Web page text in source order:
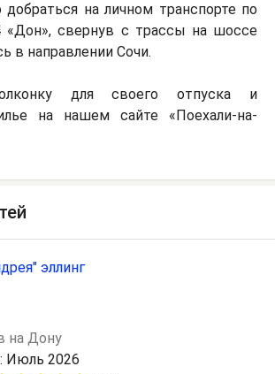
на личном транспорте по
«Дон», свернув с трассы на шоссе
в направлении Сочи.
для своего отпуска и
на нашем сайте «Поехали-на-
эллинг
на Дону
Июль 2026